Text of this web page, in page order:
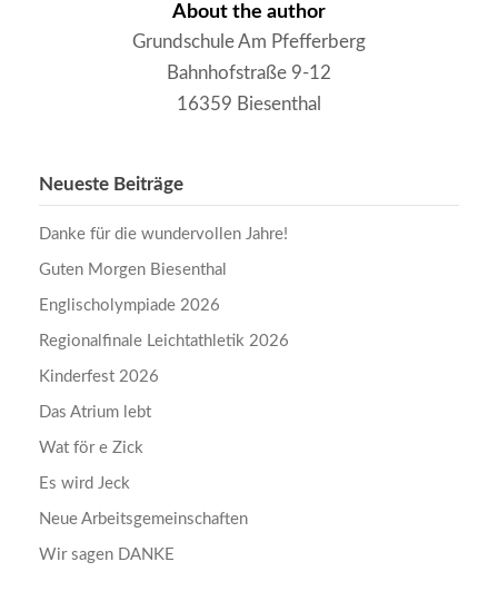
About the author
Grundschule Am Pfefferberg
Bahnhofstraße 9-12
16359 Biesenthal
Neueste Beiträge
Danke für die wundervollen Jahre!
Guten Morgen Biesenthal
Englischolympiade 2026
Regionalfinale Leichtathletik 2026
Kinderfest 2026
Das Atrium lebt
Wat för e Zick
Es wird Jeck
Neue Arbeitsgemeinschaften
Wir sagen DANKE